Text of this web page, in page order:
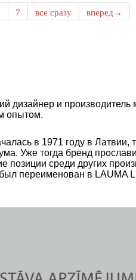
7 все сразу вперед→
дизайнер и
опытом.
в 1971 году в
Уже тогда бренд
позиции среди других
переименован в LAUMA